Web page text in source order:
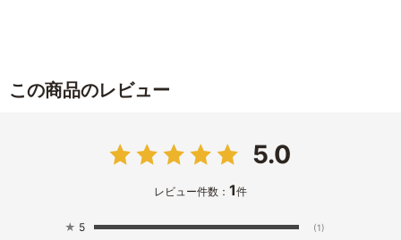
この商品のレビュー
5.0
レビュー件数： 1件
★ 5 (1)